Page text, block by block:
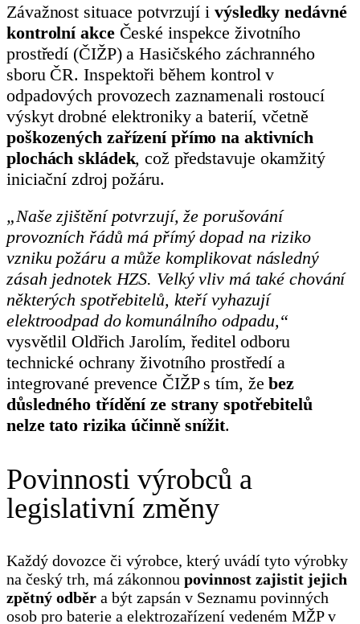
Závažnost situace potvrzují i výsledky nedávné
kontrolní akceČeské inspekce životního
prostředí (ČIŽP) a Hasičského záchranného
sboru ČR. Inspektoři během kontrol v
odpadových provozech zaznamenali rostoucí
výskyt drobné elektroniky a baterií, včetně
poškozených zařízení přímo na aktivních
plochách skládek, což představuje okamžitý
iniciační zdroj požáru.
„Naše zjištění potvrzují, že porušování
provozních řádů má přímý dopad na riziko
vzniku požáru a může komplikovat následný
zásah jednotek HZS. Velký vliv má také chování
některých spotřebitelů, kteří vyhazují
elektroodpad do komunálního odpadu,“
vysvětlil Oldřich Jarolím, ředitel odboru
technické ochrany životního prostředí a
integrované prevence ČIŽP s tím, žebez
důsledného třídění ze strany spotřebitelů
nelze tato rizika účinně snížit.
Povinnosti výrobců a
legislativní změny
Každý dovozce či výrobce, který uvádí tyto výrobky
na český trh, má zákonnou povinnost zajistit jejich
zpětný odběr a být zapsán v Seznamu povinných
osob pro baterie a elektrozařízení vedeném MŽP v